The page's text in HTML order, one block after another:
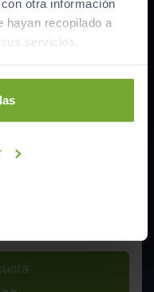
otra información
hayan recopilado a
servicios.
26.242